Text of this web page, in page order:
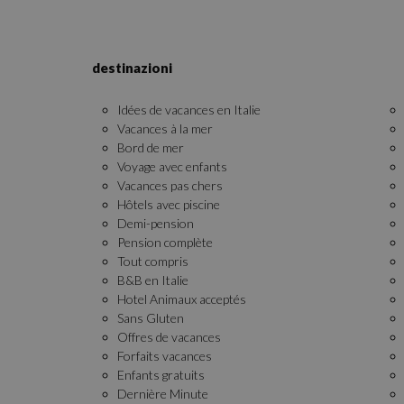
destinazioni
Idées de vacances en Italie
Vacances à la mer
Bord de mer
Voyage avec enfants
Vacances pas chers
Hôtels avec piscine
Demi-pension
Pension complète
Tout compris
B&B en Italie
Hotel Animaux acceptés
Sans Gluten
Offres de vacances
Forfaits vacances
Enfants gratuits
Dernière Minute